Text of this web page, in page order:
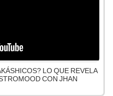
LO QUE REVELA
CON JHAN